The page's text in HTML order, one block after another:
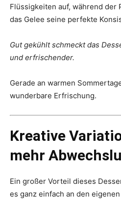
Flüssigkeiten auf, während der
das Gelee seine perfekte
Gut gekühlt schmeckt das
und erfrischender.
Gerade an warmen
wunderbare Erfrischung.
Kreative
mehr
Ein großer Vorteil dieses
es ganz einfach an den